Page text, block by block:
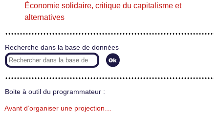
Économie solidaire, critique du capitalisme et
alternatives
Recherche dans la base de données
Boite à outil du programmateur :
Avant d’organiser une projection…